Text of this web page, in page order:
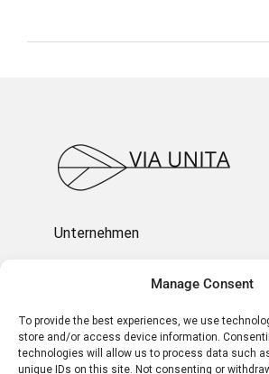
Manage Consent
To provide the best experiences, we use
store and/or access device information.
technologies will allow us to process data such
unique IDs on this site. Not consenting or
Unternehmen
Über uns